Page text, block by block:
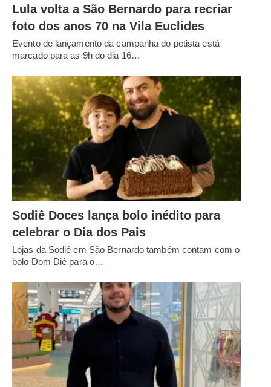
Lula volta a São Bernardo para recriar
foto dos anos 70 na Vila Euclides
Evento de lançamento da campanha do petista está
marcado para as 9h do dia 16…
Sodiê Doces lança bolo inédito para
celebrar o Dia dos Pais
Lojas da Sodiê em São Bernardo também contam com o
bolo Dom Diê para o…